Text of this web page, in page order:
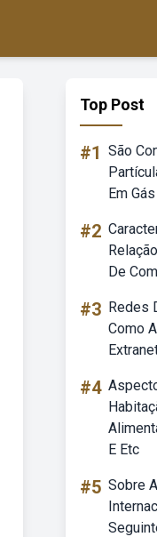
Top Post
#1 São
Em
#2
De
#3 Redes
Como
#4
E Etc
#5 Sobre